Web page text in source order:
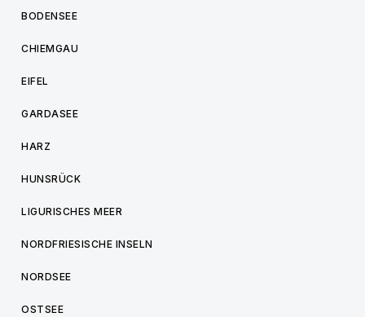
BODENSEE
CHIEMGAU
EIFEL
GARDASEE
HARZ
HUNSRÜCK
LIGURISCHES MEER
NORDFRIESISCHE INSELN
NORDSEE
OSTSEE